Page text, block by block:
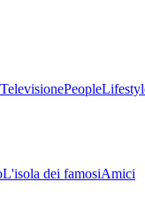
TelevisionePeople
L'isola dei famosiAmici